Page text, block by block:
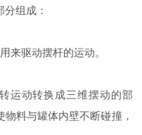
组成：
驱动摆杆的运动。
动转换成三维摆动的部
料与罐体内壁不断碰撞，